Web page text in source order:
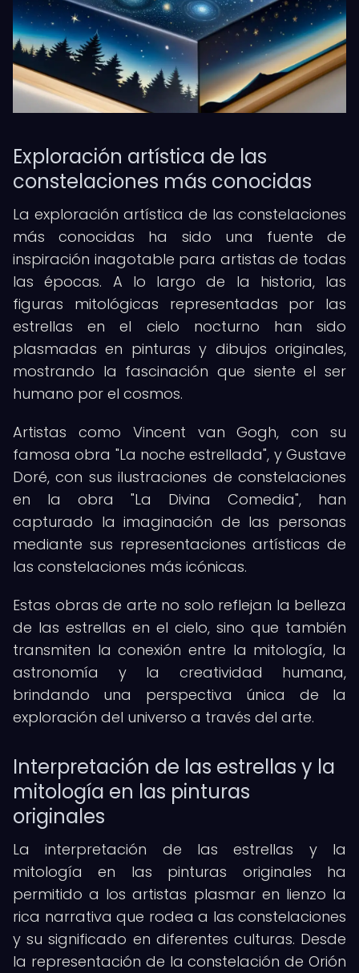
Exploración artística de las
constelaciones más conocidas
La exploración artística de las constelaciones
más conocidas ha sido una fuente de
inspiración inagotable para artistas de todas
las épocas. A lo largo de la historia, las
figuras mitológicas representadas por las
estrellas en el cielo nocturno han sido
plasmadas en pinturas y dibujos originales,
mostrando la fascinación que siente el ser
humano por el cosmos.
Artistas como Vincent van Gogh, con su
famosa obra "La noche estrellada", y Gustave
Doré, con sus ilustraciones de constelaciones
en la obra "La Divina Comedia", han
capturado la imaginación de las personas
mediante sus representaciones artísticas de
las constelaciones más icónicas.
Estas obras de arte no solo reflejan la belleza
de las estrellas en el cielo, sino que también
transmiten la conexión entre la mitología, la
astronomía y la creatividad humana,
brindando una perspectiva única de la
exploración del universo a través del arte.
Interpretación de las estrellas y la
mitología en las pinturas
originales
La interpretación de las estrellas y la
mitología en las pinturas originales ha
permitido a los artistas plasmar en lienzo la
rica narrativa que rodea a las constelaciones
y su significado en diferentes culturas. Desde
la representación de la constelación de Orión